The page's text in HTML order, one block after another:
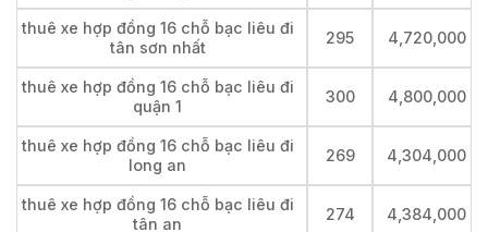
thuê xe hợp đồng 16 chỗ bạc liêu đi
tân sơn nhất
295 4,720,000
thuê xe hợp đồng 16 chỗ bạc liêu đi
quận 1
300 4,800,000
thuê xe hợp đồng 16 chỗ bạc liêu đi
long an
269 4,304,000
thuê xe hợp đồng 16 chỗ bạc liêu đi
tân an
274 4,384,000